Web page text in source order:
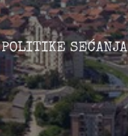
POLITIKE SEĆANJA